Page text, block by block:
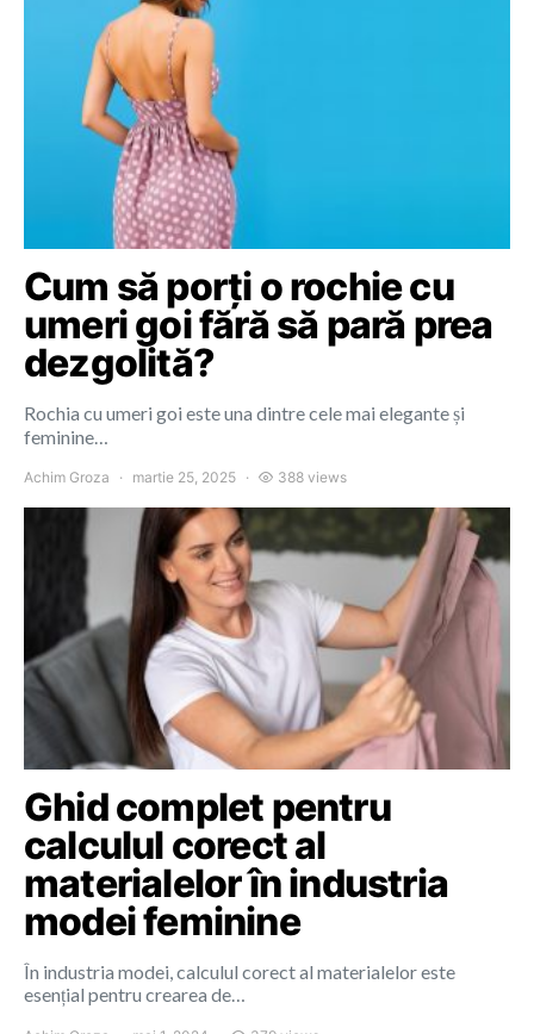
Cum să porți o rochie cu
umeri goi fără să pară prea
dezgolită?
Rochia cu umeri goi este una dintre cele mai elegante și
feminine…
Achim Groza martie 25, 2025 388 views
Ghid complet pentru
calculul corect al
materialelor în industria
modei feminine
În industria modei, calculul corect al materialelor este
esențial pentru crearea de…